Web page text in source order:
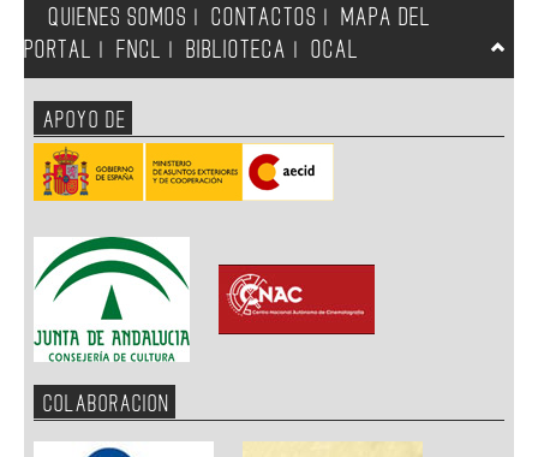
QUIENES SOMOS CONTACTOS
MAPA DEL
PORTAL
FNCL BIBLIOTECA OCAL
APOYO DE
COLABORACION